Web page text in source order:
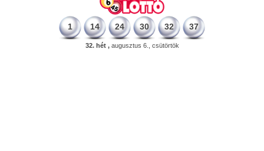
1 14 24 30 32 37
32. hét ,augusztus 6., csütörtök